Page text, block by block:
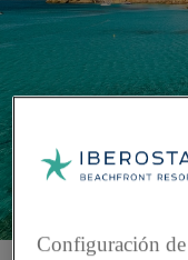
Configuración